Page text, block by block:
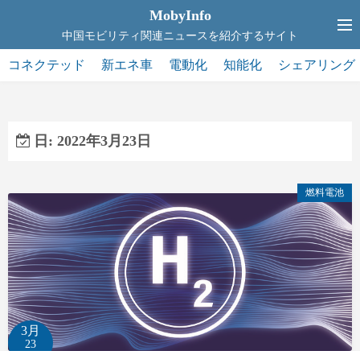
テ
ン
プ
MobyInfo
中国モビリティ関連ニュースを紹介するサイト
コネクテッド 新エネ車 電動化 知能化 シェアリング
日: 2022年3月23日
燃料電池
3月
23